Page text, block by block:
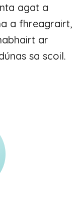
agat a
a fhreagrairt,
ar
sa scoil.